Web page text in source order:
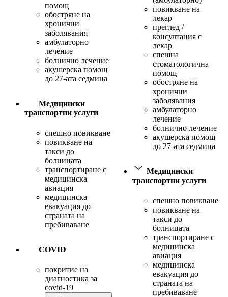
помощ
обостряне на
хронични
заболявания
амбулаторно
лечение
болнично лечение
акушерска помощ
до 27-ата седмица
Медицински
транспортни услуги
спешно повикване
повикване на
такси до
болницата
транспортиране с
медицинска
авиация
медицинска
евакуация до
страната на
пребиваване
COVID
покритие на
диагностика за
covid-19
повикване на
лекар
преглед /
консултация с
лекар
спешна
стоматологична
помощ
обостряне на
хронични
заболявания
амбулаторно
лечение
болнично лечение
акушерска помощ
до 27-ата седмица
Медицински
транспортни услуги
спешно повикване
повикване на
такси до
болницата
транспортиране с
медицинска
авиация
медицинска
евакуация до
страната на
пребиваване